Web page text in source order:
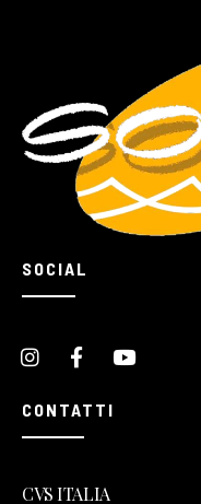
SOCIAL
CONTATTI
CVS ITALIA